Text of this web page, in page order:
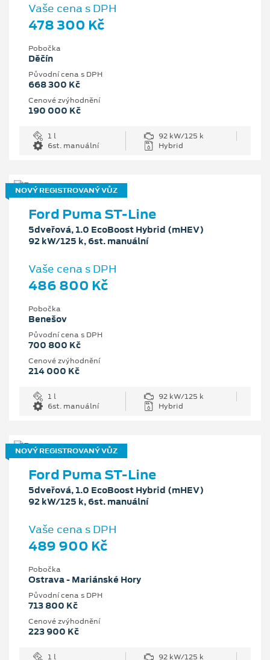
Vaše cena s DPH
478 300 Kč
Pobočka
Děčín
Původní cena s DPH
668 300 Kč
Cenové zvýhodnění
190 000 Kč
1 l
92 kW/125 k
6st. manuální
Hybrid
NOVÝ REGISTROVANÝ VŮZ
Ford Puma ST-Line
5dveřová, 1.0 EcoBoost Hybrid (mHEV)
92 kW/125 k, 6st. manuální
Vaše cena s DPH
486 800 Kč
Pobočka
Benešov
Původní cena s DPH
700 800 Kč
Cenové zvýhodnění
214 000 Kč
1 l
92 kW/125 k
6st. manuální
Hybrid
NOVÝ REGISTROVANÝ VŮZ
Ford Puma ST-Line
5dveřová, 1.0 EcoBoost Hybrid (mHEV)
92 kW/125 k, 6st. manuální
Vaše cena s DPH
489 900 Kč
Pobočka
Ostrava - Mariánské Hory
Původní cena s DPH
713 800 Kč
Cenové zvýhodnění
223 900 Kč
1 l
92 kW/125 k